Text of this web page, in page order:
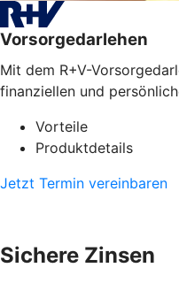
Vorsorgedarlehen
Mit dem R+V-
finanziellen und
Vorteile
Produktdetails
Jetzt Termin vereinbaren
Sichere Zinsen